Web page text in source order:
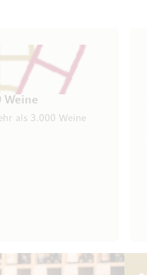
Weine
als 3.000 Weine